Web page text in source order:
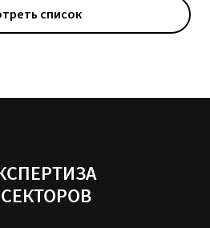
список